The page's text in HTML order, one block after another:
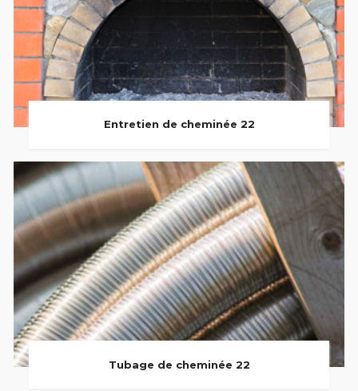
Entretien de cheminée 22
Tubage de cheminée 22